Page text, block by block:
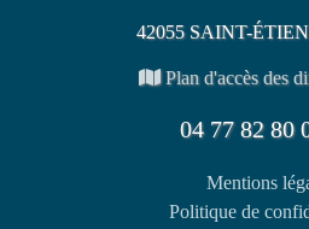
42055 SAINT-
Plan d'accès des
04 77 82 80
Mentions
Politique de